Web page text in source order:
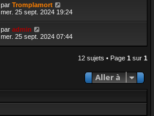
par Tromplamort
mer. 25 sept. 2024 19:24
par admin
mer. 25 sept. 2024 07:44
12 sujets • Page 1 sur 1
Aller à